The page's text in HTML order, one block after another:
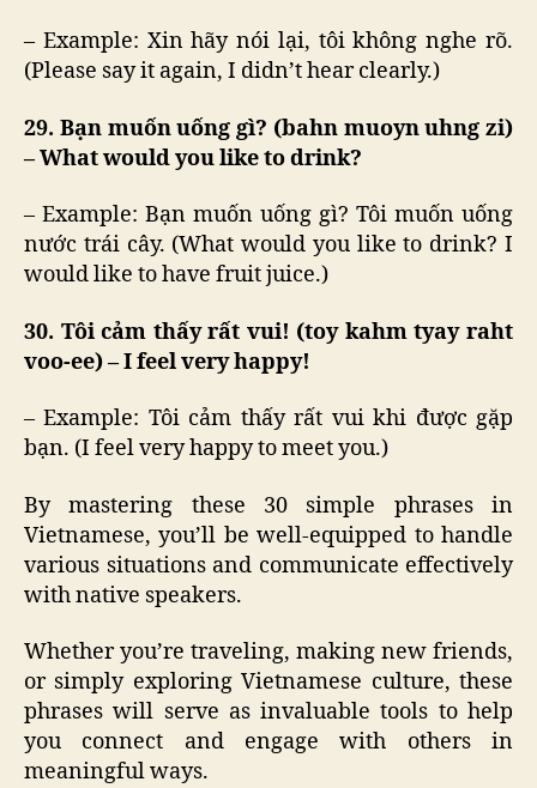
– Example: Xin hãy nói lại, tôi không nghe rõ.
(Please say it again, I didn’t hear clearly.)
29. Bạn muốn uống gì? (bahn muoyn uhng zi)
– What would you like to drink?
– Example: Bạn muốn uống gì? Tôi muốn uống
nước trái cây. (What would you like to drink? I
would like to have fruit juice.)
30. Tôi cảm thấy rất vui! (toy kahm tyay raht
voo-ee) – I feel very happy!
– Example: Tôi cảm thấy rất vui khi được gặp
bạn. (I feel very happy to meet you.)
By mastering these 30 simple phrases in
Vietnamese, you’ll be well-equipped to handle
various situations and communicate effectively
with native speakers.
Whether you’re traveling, making new friends,
or simply exploring Vietnamese culture, these
phrases will serve as invaluable tools to help
you connect and engage with others in
meaningful ways.